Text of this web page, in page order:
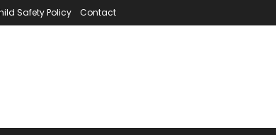
Safety Policy Contact